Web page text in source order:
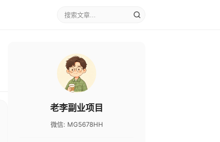
老李副业项目
微信: MG5678HH